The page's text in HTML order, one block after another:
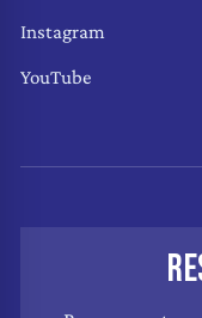
Instagram
YouTube